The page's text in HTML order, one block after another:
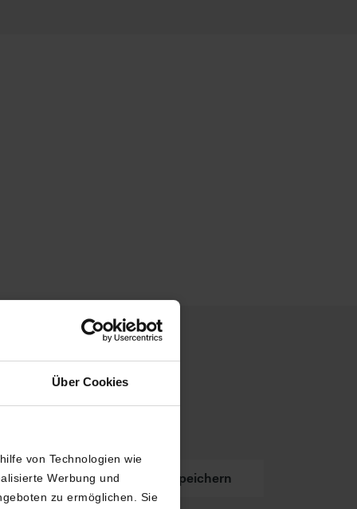
Über Cookies
von Technologien wie
Werbung und
zu ermöglichen. Sie
Buchung Speichern